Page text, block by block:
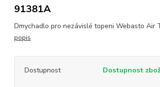
91381A
Dmychadlo pro nezávislé topeni Webasto Air
popis
Dostupnost Dostupnost